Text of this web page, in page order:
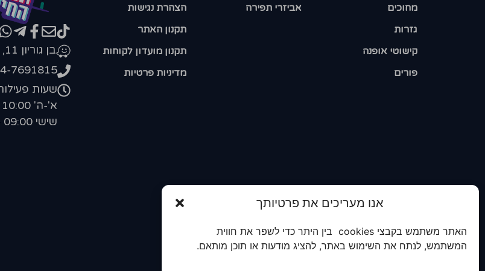
אנו מעריכים את פרטיותך
האתר משתמש בקבצי cookies בין היתר כדי לשפר את חווית
המשתמש, לנתח את השימוש באתר, להציג מודעות או תוכן מותאם.
מחוכים
גזרות
קישוטי אופנה
פורים
אביזרי תפירה
הצהרת נגישות
תקנון האתר
תקנון מועדון לקוחות
מדיניות פרטיות
בן גוריון 11, אשקלון
7691815
שעות
א'-ה' 10:00 – 18:00
שישי 09:00 – 13:00